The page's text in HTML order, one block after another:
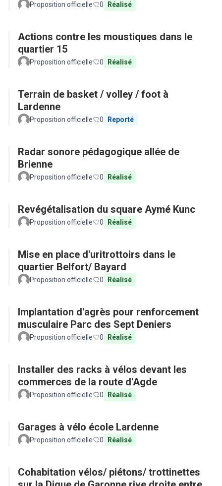
Proposition officielle 0 Réalisé
Actions contre les moustiques dans le
quartier 15
Proposition officielle 0 Réalisé
Terrain de basket / volley / foot à
Lardenne
Proposition officielle 0 Reporté
Radar sonore pédagogique allée de
Brienne
Proposition officielle 0 Réalisé
Revégétalisation du square Aymé Kunc
Proposition officielle 0 Réalisé
Mise en place d'uritrottoirs dans le
quartier Belfort/ Bayard
Proposition officielle 0 Réalisé
Implantation d'agrès pour renforcement
musculaire Parc des Sept Deniers
Proposition officielle 0 Réalisé
Installer des racks à vélos devant les
commerces de la route d'Agde
Proposition officielle 0 Réalisé
Garages à vélo école Lardenne
Proposition officielle 0 Réalisé
Cohabitation vélos/ piétons/ trottinettes